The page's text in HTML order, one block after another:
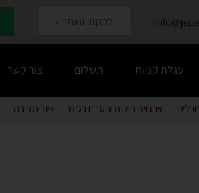
לתקנון האתר »
עגלת קניות תשלום צור קשר
ארגזים תיקים וחגורת כלים ציוד מדידה